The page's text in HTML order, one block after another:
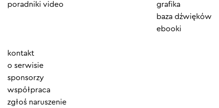
poradniki video
grafika
baza dźwięków
ebooki
Element
menu
kontakt
o serwisie
sponsorzy
współpraca
zgłoś naruszenie